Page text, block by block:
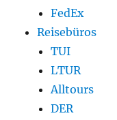
FedEx
Reisebüros
TUI
LTUR
Alltours
DER